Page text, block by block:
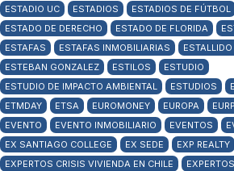
ESTADIO UC
ESTADIOS ESTADIOS DE FÚTBOL
ESTADO DE DERECHO
ESTADO DE FLORIDA
ESTAFAS
ESTAFAS INMOBILIARIAS
ESTEBAN GONZALEZ
ESTILOS
ESTUDIO
ESTUDIO DE IMPACTO AMBIENTAL
ESTUDIOS
ETMDAY
ETSA EUROMONEY EUROPA
EVENTO
EVENTO INMOBILIARIO EVENTOS
EX SANTIAGO COLLEGE
EX SEDE EXP REALTY
EXPERTOS CRISIS VIVIENDA EN CHILE